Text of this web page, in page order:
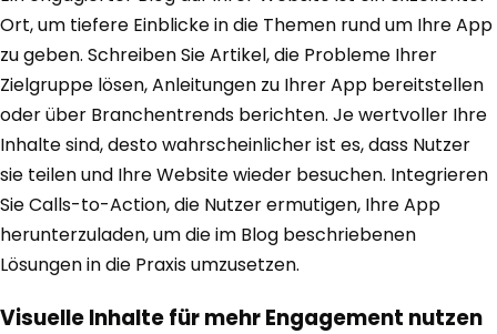
Ort, um tiefere Einblicke in die Themen rund um Ihre App
zu geben. Schreiben Sie Artikel, die Probleme Ihrer
Zielgruppe lösen, Anleitungen zu Ihrer App bereitstellen
oder über Branchentrends berichten. Je wertvoller Ihre
Inhalte sind, desto wahrscheinlicher ist es, dass Nutzer
sie teilen und Ihre Website wieder besuchen. Integrieren
Sie Calls-to-Action, die Nutzer ermutigen, Ihre App
herunterzuladen, um die im Blog beschriebenen
Lösungen in die Praxis umzusetzen.
Visuelle Inhalte für mehr Engagement nutzen